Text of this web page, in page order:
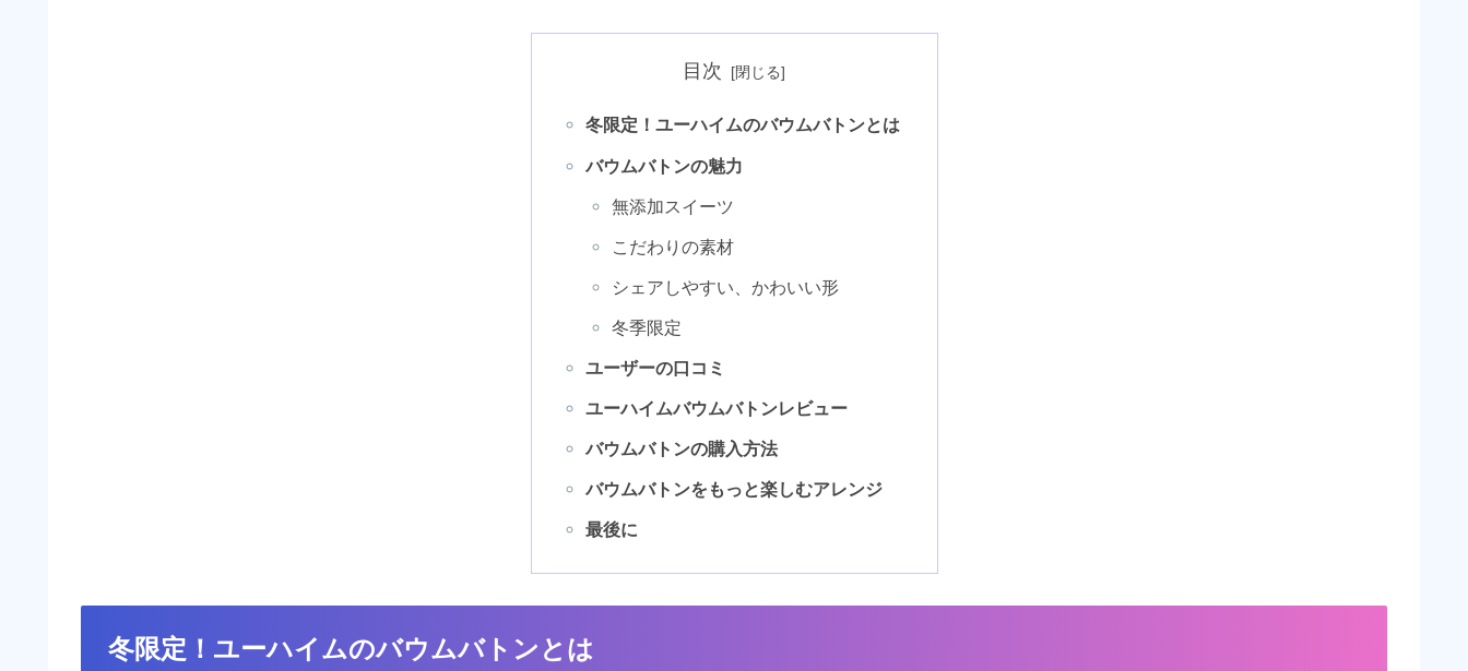
目次
冬限定！ユーハイムのバウムバトンとは
バウムバトンの魅力
無添加スイーツ
こだわりの素材
シェアしやすい、かわいい形
冬季限定
ユーザーの口コミ
ユーハイムバウムバトンレビュー
バウムバトンの購入方法
バウムバトンをもっと楽しむアレンジ
最後に
冬限定！ユーハイムのバウムバトンとは